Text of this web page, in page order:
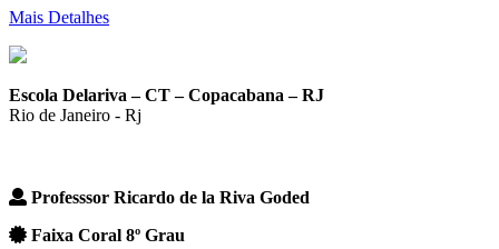
Mais Detalhes
Escola Delariva – CT – Copacabana – RJ
Rio de Janeiro - Rj
Professsor Ricardo de la Riva Goded
Faixa Coral 8º Grau